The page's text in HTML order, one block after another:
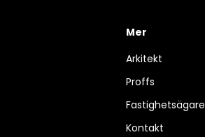
Mer
Arkitekt
Proffs
Fastighetsägare
Kontakt